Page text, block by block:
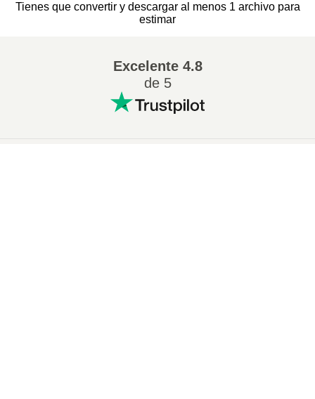
Tienes que convertir y descargar al menos 1 archivo para
estimar
Excelente4.8
de 5